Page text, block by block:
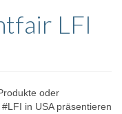
LFI
oder
in USA präsentieren